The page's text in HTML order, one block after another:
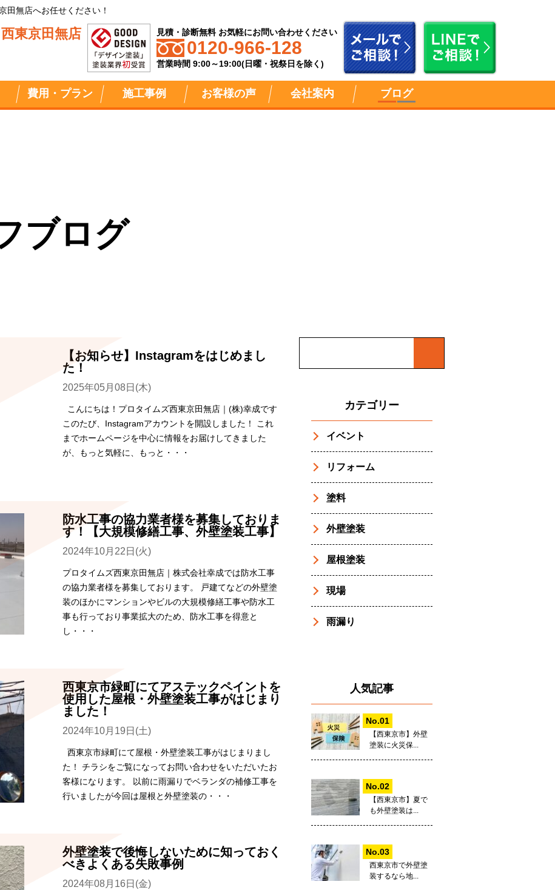
田無店へお任せください！
西東京田無店 見積・診断無料 お気軽にお問い合わせください
0120-966-128
営業時間 9:00～19:00(日曜・祝祭日を除く)
費用・プラン 施工事例 お客様の声 会社案内 ブログ
ブログ
【お知らせ】Instagramをはじめまし
た！
2025年05月08日(木)
こんにちは！プロタイムズ西東京田無店｜(株)幸成です
このたび、Instagramアカウントを開設しました！ これ
までホームページを中心に情報をお届けしてきました
が、もっと気軽に、もっと・・・
防水工事の協力業者様を募集しておりま
す！【大規模修繕工事、外壁塗装工事】
2024年10月22日(火)
プロタイムズ西東京田無店｜株式会社幸成では防水工事
の協力業者様を募集しております。 戸建てなどの外壁塗
装のほかにマンションやビルの大規模修繕工事や防水工
事も行っており事業拡大のため、防水工事を得意と
し・・・
西東京市緑町にてアステックペイントを
使用した屋根・外壁塗装工事がはじまり
ました！
2024年10月19日(土)
西東京市緑町にて屋根・外壁塗装工事がはじまりまし
た！ チラシをご覧になってお問い合わせをいただいたお
客様になります。 以前に雨漏りでベランダの補修工事を
行いましたが今回は屋根と外壁塗装の・・・
外壁塗装で後悔しないために知っておく
べきよくある失敗事例
2024年08月16日(金)
カテゴリー
イベント
リフォーム
塗料
外壁塗装
屋根塗装
現場
雨漏り
人気記事
【西東京市】外壁
塗装に火災保...
【西東京市】夏で
も外壁塗装は...
西東京市で外壁塗
装するなら地...